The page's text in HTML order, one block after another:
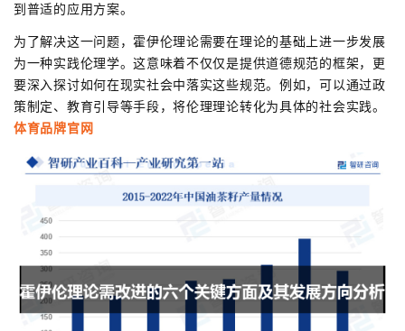
到普适的应用方案。
为了解决这一问题，霍伊伦理论需要在理论的基础上进一步发展
为一种实践伦理学。这意味着不仅仅是提供道德规范的框架，更
要深入探讨如何在现实社会中落实这些规范。例如，可以通过政
策制定、教育引导等手段，将伦理理论转化为具体的社会实践。
体育品牌官网